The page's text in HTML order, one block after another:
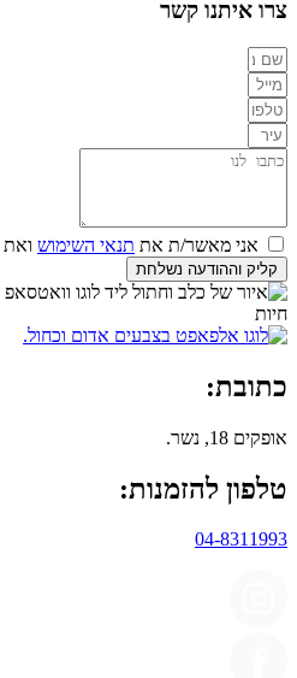
צרו איתנו קשר
אני מאשר/ת את תנאי השימוש ואת
קליק וההודעה נשלחת
כתובת:
אופקים 18, נשר.
טלפון להזמנות:
04-8311993